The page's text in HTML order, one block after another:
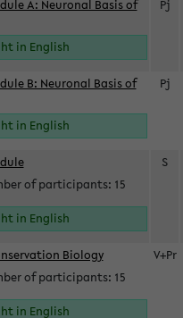
A: Neuronal Basis of
in English
Pj
B: Neuronal Basis of
in English
Pj
of participants: 15
in English
S
Biology
of participants: 15
in English
V+Pr